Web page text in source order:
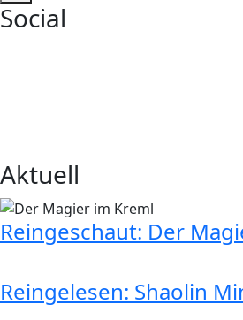
Social
Aktuell
Reingeschaut: Der
Reingelesen: Shaolin